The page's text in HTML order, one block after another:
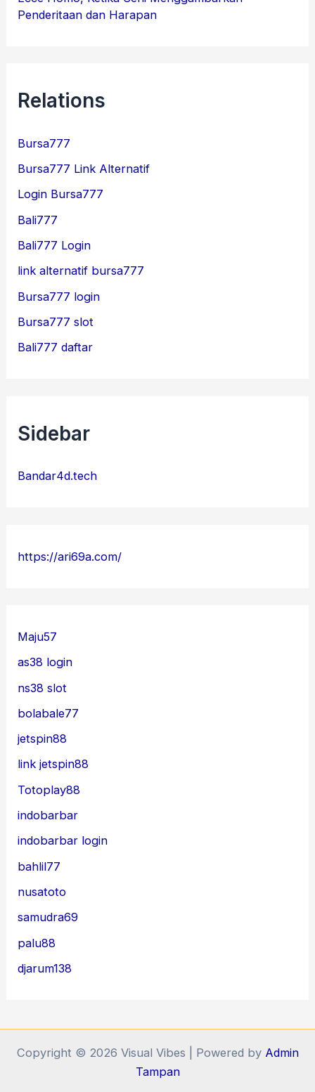
Penderitaan dan Harapan
Relations
Bursa777
Bursa777 Link Alternatif
Login Bursa777
Bali777
Bali777 Login
link alternatif bursa777
Bursa777 login
Bursa777 slot
Bali777 daftar
Sidebar
Bandar4d.tech
https://ari69a.com/
Maju57
as38 login
ns38 slot
bolabale77
jetspin88
link jetspin88
Totoplay88
indobarbar
indobarbar login
bahlil77
nusatoto
samudra69
palu88
djarum138
Copyright © 2026 Visual Vibes | Powered by Admin
Tampan